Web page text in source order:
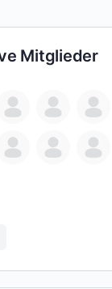
Mitglieder